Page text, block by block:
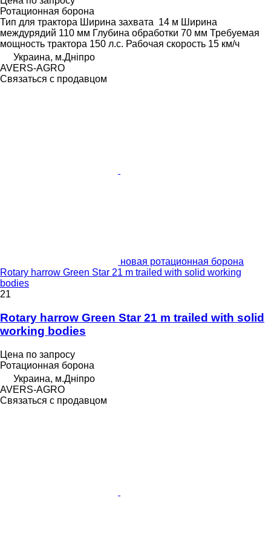
Ротационная борона
Тип для трактора Ширина захвата 14 м Ширина
междурядий 110 мм Глубина обработки 70 мм Требуемая
мощность трактора 150 л.с. Рабочая скорость 15 км/ч
Украина, м.Дніпро
AVERS-AGRO
Связаться с продавцом
новая ротационная борона
Rotary harrow Green Star 21 m trailed with solid working
bodies
21
Rotary harrow Green Star 21 m trailed with solid
working bodies
Цена по запросу
Ротационная борона
Украина, м.Дніпро
AVERS-AGRO
Связаться с продавцом